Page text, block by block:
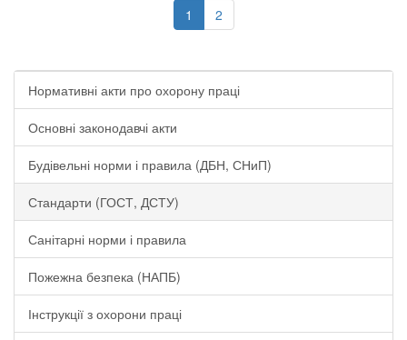
1 2
Нормативні акти про охорону праці
Основні законодавчі акти
Будівельні норми і правила (ДБН, СНиП)
Стандарти (ГОСТ, ДСТУ)
Санітарні норми і правила
Пожежна безпека (НАПБ)
Інструкції з охорони праці